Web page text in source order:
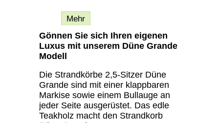
Mehr
Gönnen Sie sich Ihren eigenen
Luxus mit unserem Düne Grande
Modell
Die Strandkörbe 2,5-Sitzer Düne
Grande sind mit einer klappbaren
Markise sowie einem Bullauge an
jeder Seite ausgerüstet. Das edle
Teakholz macht den Strandkorb